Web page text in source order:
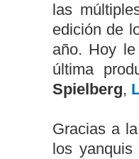
las
edición de
año. Hoy
última
Spielberg,
Gracias a
los